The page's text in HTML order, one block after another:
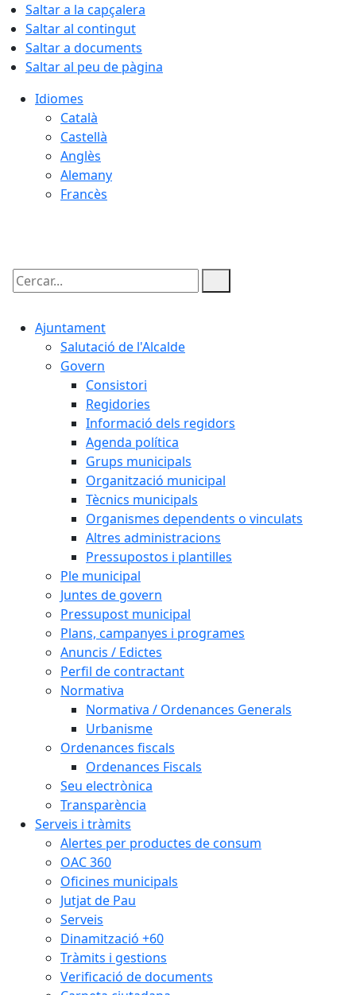
Saltar a la capçalera
Saltar al contingut
Saltar a documents
Saltar al peu de pàgina
Idiomes
Català
Castellà
Anglès
Alemany
Francès
Cercar:
Ajuntament
Salutació de l'Alcalde
Govern
Consistori
Regidories
Informació dels regidors
Agenda política
Grups municipals
Organització municipal
Tècnics municipals
Organismes dependents o vinculats
Altres administracions
Pressupostos i plantilles
Ple municipal
Juntes de govern
Pressupost municipal
Plans, campanyes i programes
Anuncis / Edictes
Perfil de contractant
Normativa
Normativa / Ordenances Generals
Urbanisme
Ordenances fiscals
Ordenances Fiscals
Seu electrònica
Transparència
Serveis i tràmits
Alertes per productes de consum
OAC 360
Oficines municipals
Jutjat de Pau
Serveis
Dinamització +60
Tràmits i gestions
Verificació de documents